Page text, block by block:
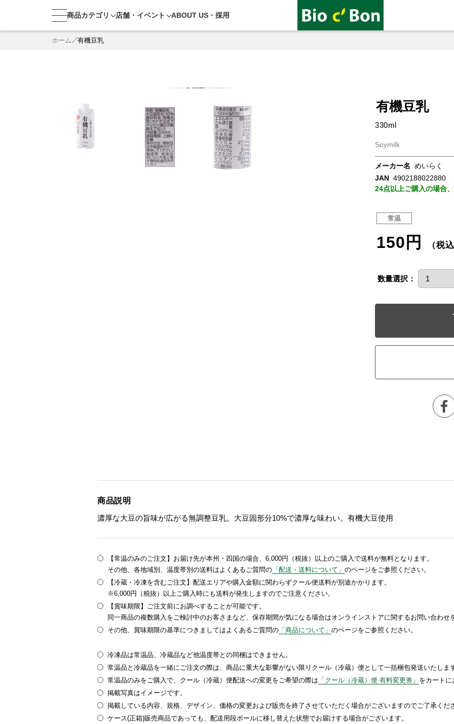
商品カテゴリ 店舗・ イベント ABOUT US・ 採用
ホーム 有機豆乳
有機豆乳
330ml
Soymilk
メーカー名 めいらく
JAN 4902188022880
24点以上ご購入の場合
常温
150円 （税
数量選択：
商品説明
濃厚な大豆の旨味が広がる無調整豆乳。大豆固形分10%で濃厚な味わい。有機大豆使用
【常温のみのご注文】お届け先が本州・四国の場合、6,000円（税抜）以上のご購入で送料が無料となります。
その他、各地域別、温度帯別の送料はよくあるご質問の 「配送・送料について」 のページをご参照ください。
【冷蔵・冷凍を含むご注文】配送エリアや購入金額に関わらずクール便送料が別途かかります。
※6,000円（税抜）以上ご購入時にも送料が発生しますのでご注意ください。
【賞味期限】ご注文前にお調べすることが可能です。
同一商品の複数購入をご検討中のお客さまなど、保存期間が気になる場合はオンラインストアに関するお問い合わせ
その他、賞味期限の基準につきましてはよくあるご質問の 「商品について」 のページをご参照ください。
冷凍品は常温品、冷蔵品など他温度帯との同梱はできません。
常温品と冷蔵品を一緒にご注文の際は、商品に重大な影響がない限りクール（冷蔵）便として一括梱包発送いたしま
常温品のみをご購入で、クール（冷蔵）便配送への変更をご希望の際は 「クール（冷蔵）便 有料変更券」 をカート
掲載写真はイメージです。
掲載している内容、規格、デザイン、価格の変更および販売を終了させていただく場合がございますのでご了承くだ
ケース(正箱)販売商品であっても、配送用段ボールに移し替えた状態でお届けする場合がございます。